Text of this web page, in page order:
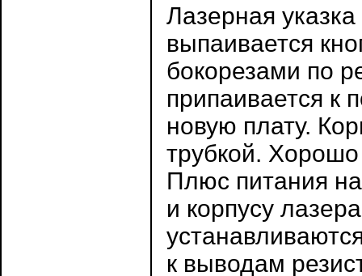
Лазерная
выпаивается
бокорезами по
припаивается к
новую плату.
трубкой.
Плюс питания
и корпусу
к выводам